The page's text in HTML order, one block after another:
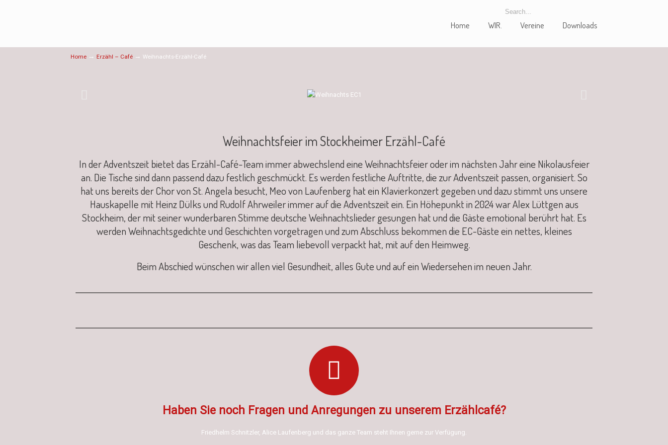
Home WIR. Vereine Downloads
Home → Erzähl – Café → Weihnachts-Erzähl-Café
Weihnachtsfeier im Stockheimer Erzähl-Café
In der Adventszeit bietet das Erzähl-Café-Team immer abwechslend eine Weihnachtsfeier oder im nächsten Jahr eine Nikolausfeier
an. Die Tische sind dann passend dazu festlich geschmückt. Es werden festliche Auftritte, die zur Adventszeit passen, organisiert. So
hat uns bereits der Chor von St. Angela besucht, Meo von Laufenberg hat ein Klavierkonzert gegeben und dazu stimmt uns unsere
Hauskapelle mit Heinz Dülks und Rudolf Ahrweiler immer auf die Adventszeit ein. Ein Höhepunkt in 2024 war Alex Lüttgen aus
Stockheim, der mit seiner wunderbaren Stimme deutsche Weihnachtslieder gesungen hat und die Gäste emotional berührt hat. Es
werden Weihnachtsgedichte und Geschichten vorgetragen und zum Abschluss bekommen die EC-Gäste ein nettes, kleines
Geschenk, was das Team liebevoll verpackt hat, mit auf den Heimweg.
Beim Abschied wünschen wir allen viel Gesundheit, alles Gute und auf ein Wiedersehen im neuen Jahr.
Haben Sie noch Fragen und Anregungen zu unserem Erzählcafé?
Friedhelm Schnitzler, Alice Laufenberg und das ganze Team steht Ihnen gerne zur Verfügung.